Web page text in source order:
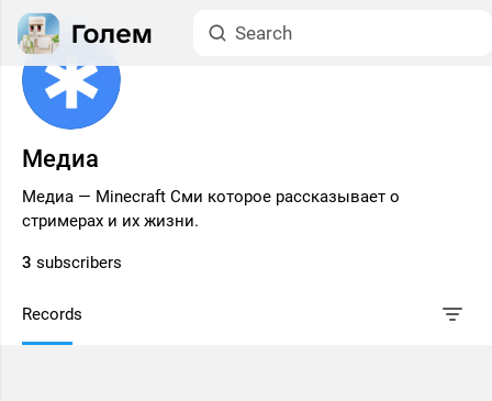
Медиа
Медиа — Minecraft Сми которое рассказывает о
стримерах и их жизни.
3 subscribers
Records